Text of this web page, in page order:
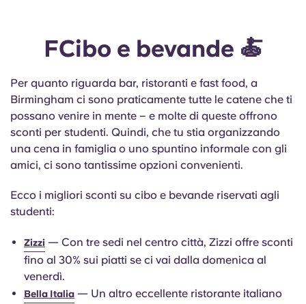
FCibo e bevande 🍝
Per quanto riguarda bar, ristoranti e fast food, a
Birmingham ci sono praticamente tutte le catene che ti
possano venire in mente – e molte di queste offrono
sconti per studenti. Quindi, che tu stia organizzando
una cena in famiglia o uno spuntino informale con gli
amici, ci sono tantissime opzioni convenienti.
Ecco i migliori sconti su cibo e bevande riservati agli
studenti:
Zizzi — Con tre sedi nel centro città, Zizzi offre sconti
fino al 30% sui piatti se ci vai dalla domenica al
venerdì.
Bella Italia — Un altro eccellente ristorante italiano